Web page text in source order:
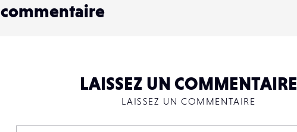
commentaire
LAISSEZ UN COMMENTAIRE
LAISSEZ UN COMMENTAIRE